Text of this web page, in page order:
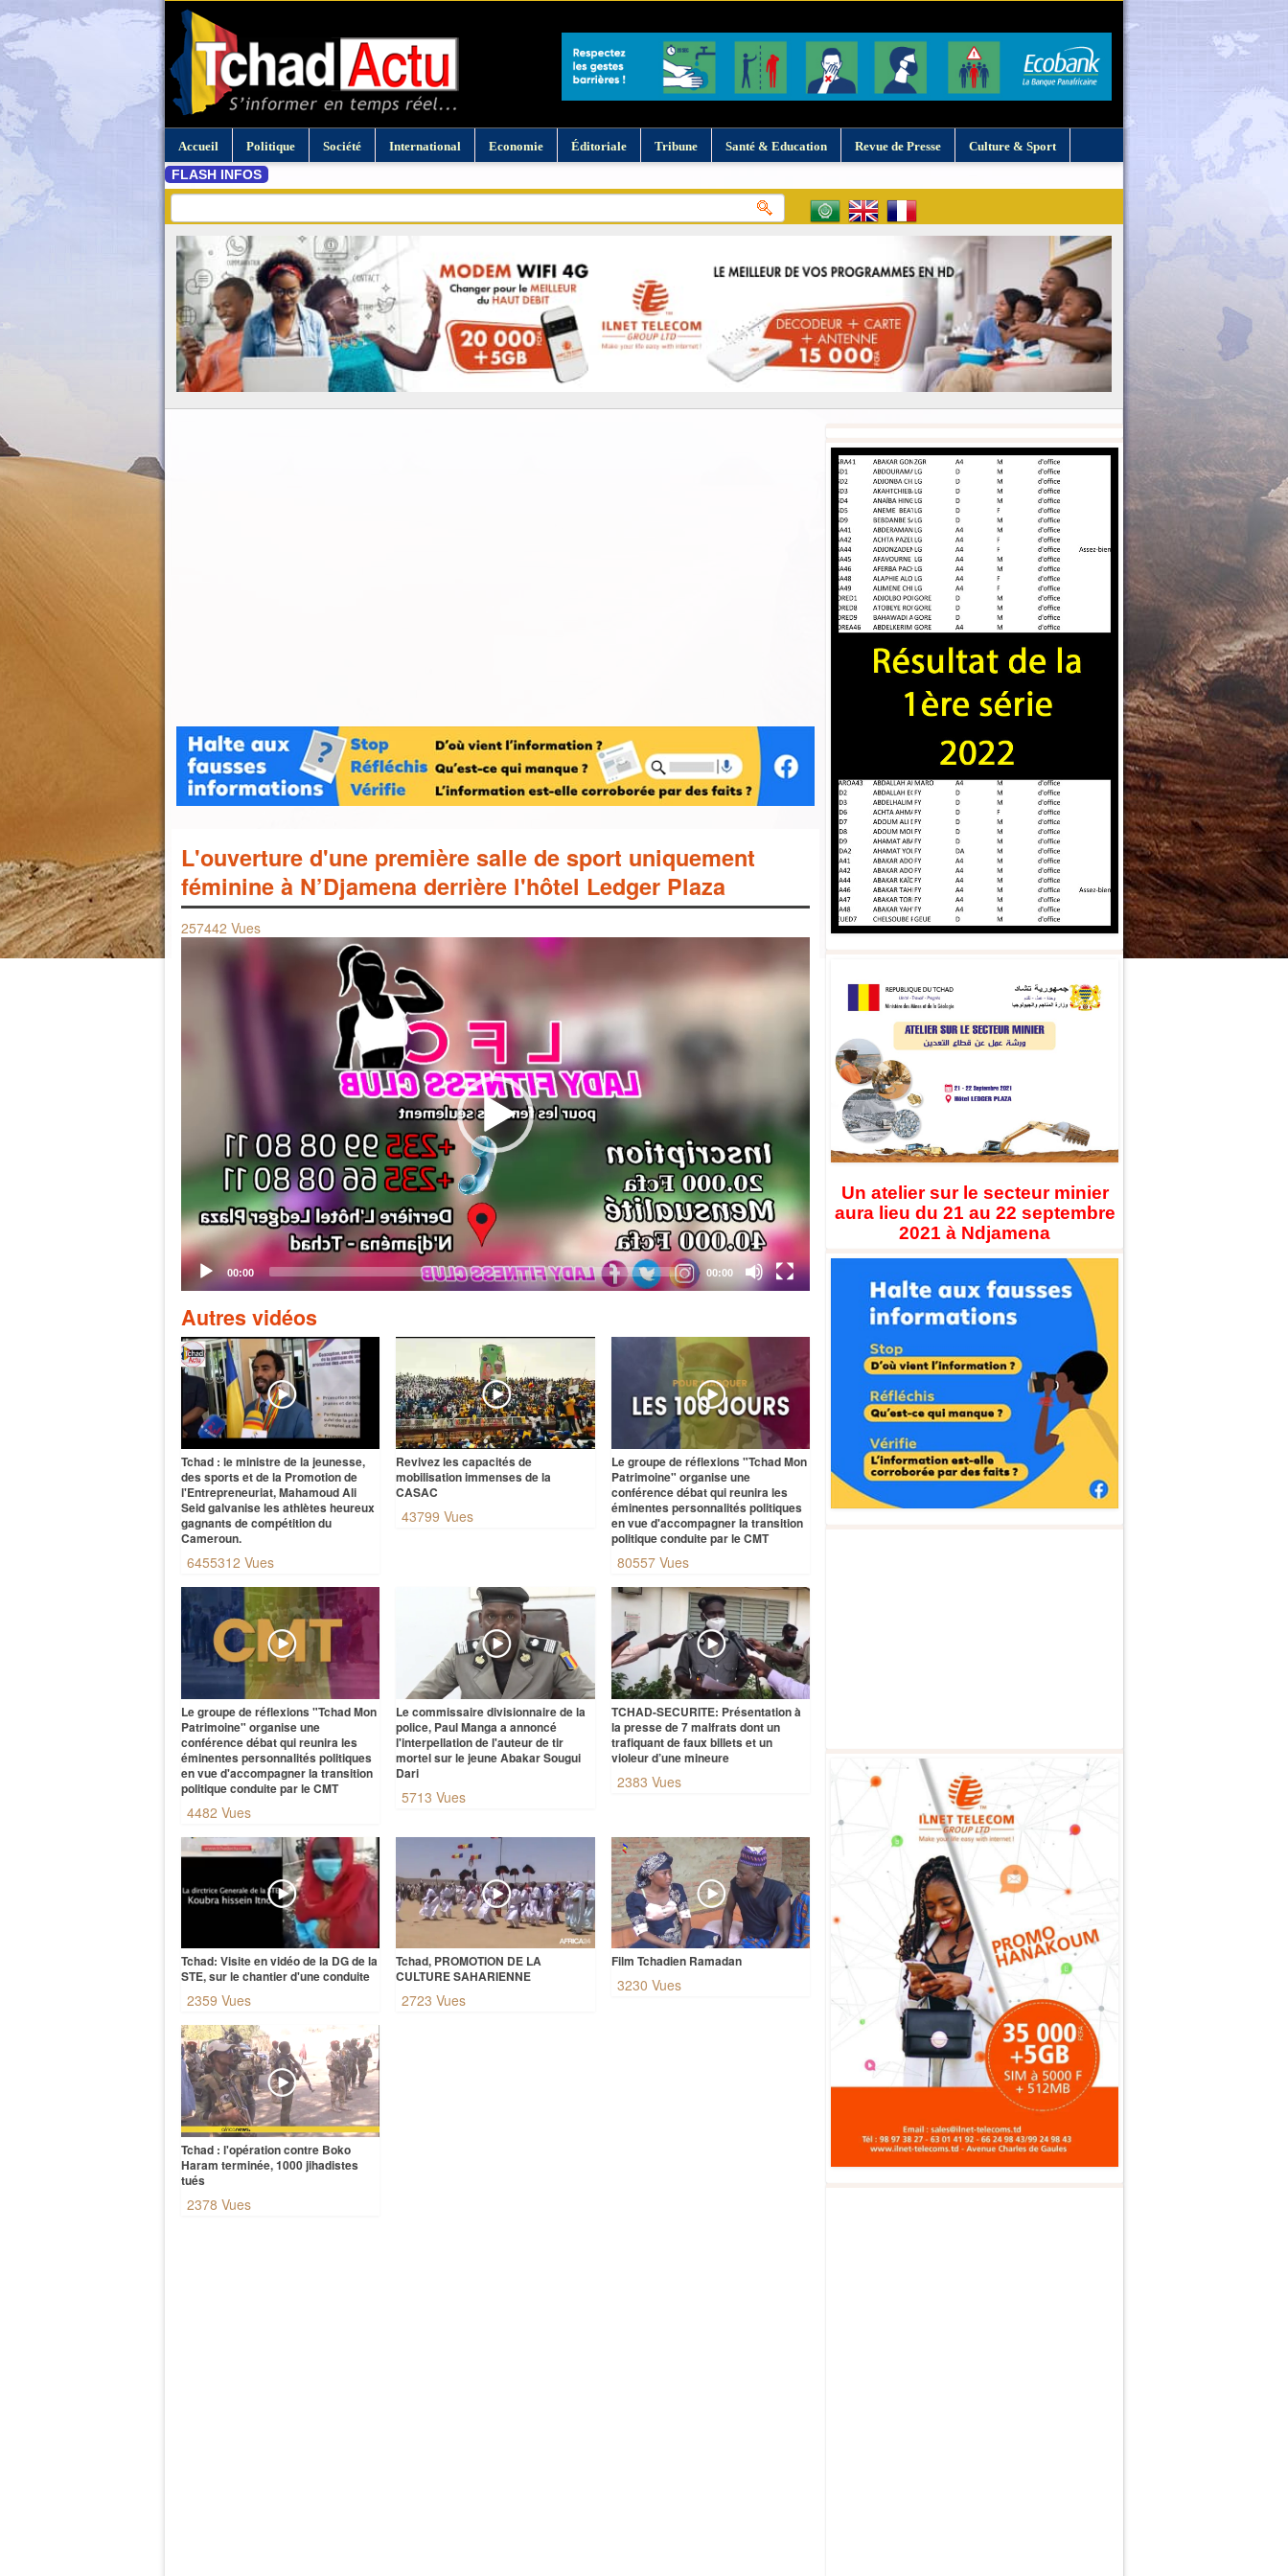
Accueil Politique Société International Economie Éditoriale Tribune Santé & Education Revue de Presse Culture & Sport
FLASH INFOS
L'ouverture d'une première salle de sport uniquement
féminine à N’Djamena derrière l'hôtel Ledger Plaza
257442 Vues
Autres vidéos
Tchad : le ministre de la jeunesse,
des sports et de la Promotion de
l'Entrepreneuriat, Mahamoud Ali
Seid galvanise les athlètes heureux
gagnants de compétition du
Cameroun.
6455312 Vues
Revivez les capacités de
mobilisation immenses de la
CASAC
43799 Vues
Le groupe de réflexions "Tchad Mon
Patrimoine" organise une
conférence débat qui reunira les
éminentes personnalités politiques
en vue d'accompagner la transition
politique conduite par le CMT
80557 Vues
Le groupe de réflexions "Tchad Mon
Patrimoine" organise une
conférence débat qui reunira les
éminentes personnalités politiques
en vue d'accompagner la transition
politique conduite par le CMT
4482 Vues
Le commissaire divisionnaire de la
police, Paul Manga a annoncé
l'interpellation de l'auteur de tir
mortel sur le jeune Abakar Sougui
Dari
5713 Vues
TCHAD-SECURITE: Présentation à
la presse de 7 malfrats dont un
trafiquant de faux billets et un
violeur d’une mineure
2383 Vues
Tchad: Visite en vidéo de la DG de la
STE, sur le chantier d'une conduite
2359 Vues
Tchad, PROMOTION DE LA
CULTURE SAHARIENNE
2723 Vues
Film Tchadien Ramadan
3230 Vues
Tchad : l'opération contre Boko
Haram terminée, 1000 jihadistes
tués
2378 Vues
Un atelier sur le secteur minier
aura lieu du 21 au 22 septembre
2021 à Ndjamena